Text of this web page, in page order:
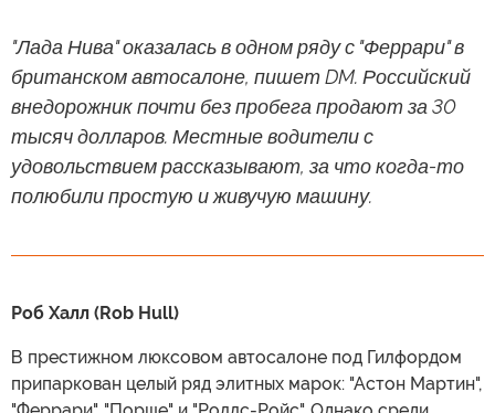
"Лада Нива" оказалась в одном ряду с "Феррари" в
британском автосалоне, пишет DM. Российский
внедорожник почти без пробега продают за 30
тысяч долларов. Местные водители с
удовольствием рассказывают, за что когда-то
полюбили простую и живучую машину.
Роб Халл (Rob Hull)
В престижном люксовом автосалоне под Гилфордом
припаркован целый ряд элитных марок: "Астон Мартин",